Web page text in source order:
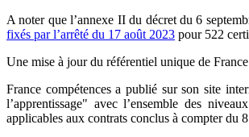
A noter que l’annexe II du décret du 6
fixés par l’arrêté du 17 août 2023 pour 522
Une mise à jour du référentiel unique de
France compétences a publié sur son site
l’apprentissage" avec l’ensemble des
applicables aux contrats conclus à compter du